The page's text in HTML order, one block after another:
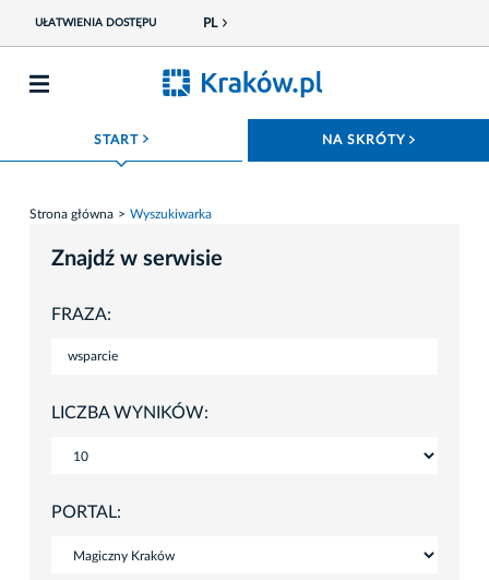
UŁATWIENIA DOSTĘPU PL
START ROZWIŃ MENU NA SKRÓTY
Strona główna Wyszukiwarka
Znajdź w serwisie
FRAZA:
LICZBA WYNIKÓW:
PORTAL: